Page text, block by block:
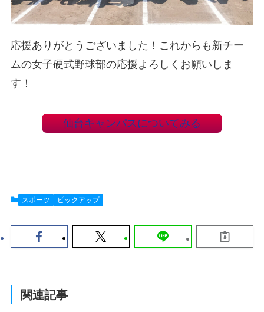
応援ありがとうございました！これからも新チー
ムの女子硬式野球部の応援よろしくお願いしま
す！
仙台キャンパスについてみる
スポーツ ピックアップ
関連記事